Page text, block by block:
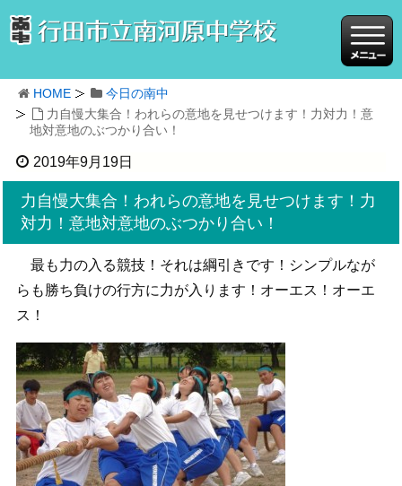
HOME
今日の南中
力自慢大集合！われらの意地を見せつけます！力対力！意
地対意地のぶつかり合い！
2019年9月19日
力自慢大集合！われらの意地を見せつけます！力
対力！意地対意地のぶつかり合い！
最も力の入る競技！それは綱引きです！シンプルなが
らも勝ち負けの行方に力が入ります！オーエス！オーエ
ス！